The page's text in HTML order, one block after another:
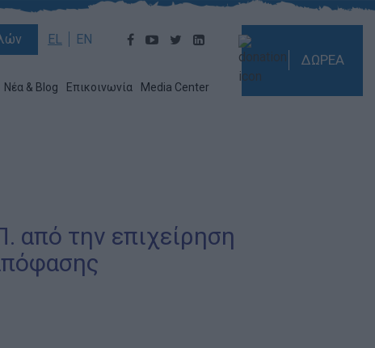
EL EN
Νέα & Blog Επικοινωνία Media Center
ΔΩΡΕΑ
την επιχείρηση